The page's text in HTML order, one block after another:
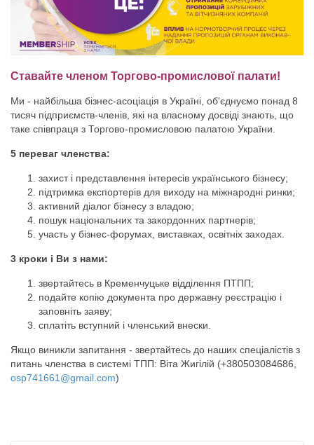
Ставайте членом Торгово-промислової палати!
Ми - найбільша бізнес-асоціація в Україні, об'єднуємо понад 8
тисяч підприємств-членів, які на власному досвіді знають, що
таке співпраця з Торгово-промисловою палатою України.
5 переваг членства:
захист і представлення інтересів українського бізнесу;
підтримка експортерів для виходу на міжнародні ринки;
активний діалог бізнесу з владою;
пошук національних та закордонних партнерів;
участь у бізнес-форумах, виставках, освітніх заходах.
3 кроки і Ви з нами:
звертайтесь в Кременчуцьке відділення ПТПП;
подайте копію документа про державну реєстрацію і
заповніть заяву;
сплатіть вступний і членський внески.
Якщо виникли запитання - звертайтесь до наших спеціалістів з
питань членства в системі ТПП: Віта Жигілій (+380503084686,
osp741661@gmail.com)